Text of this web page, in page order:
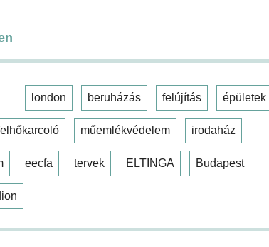
london beruházás felújítás épületek
műemlékvédelem irodaház
eecfa tervek ELTINGA Budapest